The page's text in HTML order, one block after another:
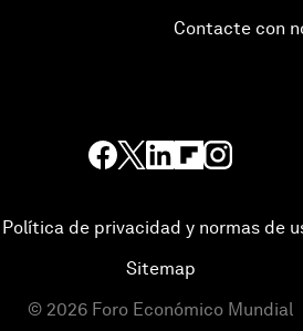
Contacte con
Política de privacidad y normas de
Sitemap
© 2026 Foro Económico Mundial